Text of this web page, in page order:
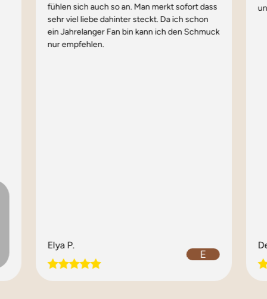
fühlen sich auch so an. Man merkt sofort dass
sehr viel liebe dahinter steckt. Da ich schon
ein Jahrelanger Fan bin kann ich den Schmuck
nur empfehlen.
Elya P.
E